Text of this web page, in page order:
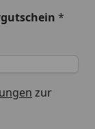
Ansiedlung
und
nur 8 Watt
*
zur